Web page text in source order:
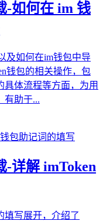
-如何在 im 钱
及如何在im钱包中导
钱包的相关操作，包
体流程等方面，为用
有助于...
-详解 imToken
填写展开，介绍了